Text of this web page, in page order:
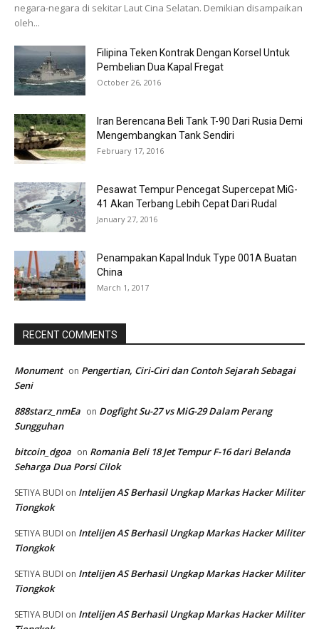
negara-negara di sekitar Laut Cina Selatan. Demikian disampaikan
oleh...
Filipina Teken Kontrak Dengan Korsel Untuk
Pembelian Dua Kapal Fregat
October 26, 2016
Iran Berencana Beli Tank T-90 Dari Rusia Demi
Mengembangkan Tank Sendiri
February 17, 2016
Pesawat Tempur Pencegat Supercepat MiG-
41 Akan Terbang Lebih Cepat Dari Rudal
January 27, 2016
Penampakan Kapal Induk Type 001A Buatan
China
March 1, 2017
RECENT COMMENTS
Monument on Pengertian, Ciri-Ciri dan Contoh Sejarah Sebagai
Seni
888starz_nmEa on Dogfight Su-27 vs MiG-29 Dalam Perang
Sungguhan
bitcoin_dgoa on Romania Beli 18 Jet Tempur F-16 dari Belanda
Seharga Dua Porsi Cilok
SETIYA BUDI on Intelijen AS Berhasil Ungkap Markas Hacker Militer
Tiongkok
SETIYA BUDI on Intelijen AS Berhasil Ungkap Markas Hacker Militer
Tiongkok
SETIYA BUDI on Intelijen AS Berhasil Ungkap Markas Hacker Militer
Tiongkok
SETIYA BUDI on Intelijen AS Berhasil Ungkap Markas Hacker Militer